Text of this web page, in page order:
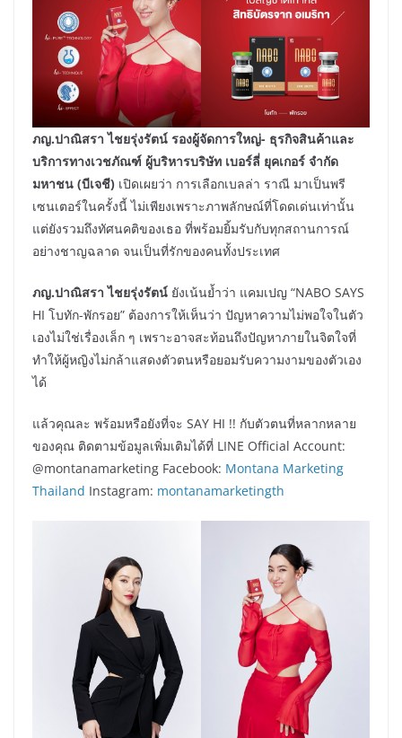
ภญ.ปาณิสรา ไชยรุ่งรัตน์ รองผู้จัดการใหญ่- ธุรกิจสินค้าและ
บริการทางเวชภัณฑ์ ผู้บริหารบริษัท เบอร์ลี่ ยุคเกอร์ จำกัด
มหาชน (บีเจชี) เปิดเผยว่า การเลือกเบลล่า ราณี มาเป็นพรี
เซนเตอร์ในครั้งนี้ ไม่เพียงเพราะภาพลักษณ์ที่โดดเด่นเท่านั้น
แต่ยังรวมถึงทัศนคติของเธอ ที่พร้อมยิ้มรับกับทุกสถานการณ์
อย่างชาญฉลาด จนเป็นที่รักของคนทั้งประเทศ
ภญ.ปาณิสรา ไชยรุ่งรัตน์ ยังเน้นย้ำว่า แคมเปญ “NABO SAYS
HI โบทัก-พักรอย” ต้องการให้เห็นว่า ปัญหาความไม่พอใจในตัว
เองไม่ใช่เรื่องเล็ก ๆ เพราะอาจสะท้อนถึงปัญหาภายในจิตใจที่
ทำให้ผู้หญิงไม่กล้าแสดงตัวตนหรือยอมรับความงามของตัวเอง
ได้
แล้วคุณละ พร้อมหรือยังที่จะ SAY HI !! กับตัวตนที่หลากหลาย
ของคุณ ติดตามข้อมูลเพิ่มเติมได้ที่ LINE Official Account:
@montanamarketing Facebook: Montana Marketing
Thailand Instagram: montanamarketingth